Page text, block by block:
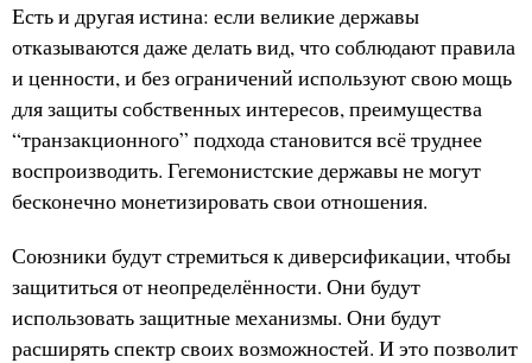
Есть и другая истина: если великие державы
отказываются даже делать вид, что соблюдают правила
и ценности, и без ограничений используют свою мощь
для защиты собственных интересов, преимущества
“транзакционного” подхода становится всё труднее
воспроизводить. Гегемонистские державы не могут
бесконечно монетизировать свои отношения.
Союзники будут стремиться к диверсификации, чтобы
защититься от неопределённости. Они будут
использовать защитные механизмы. Они будут
расширять спектр своих возможностей. И это позволит